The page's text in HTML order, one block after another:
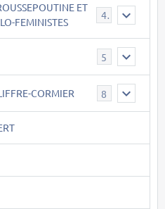
ET
FEMINISTES
40
5
CORMIER 8